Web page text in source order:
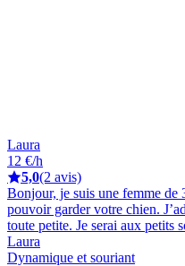
Laura
12 €/h
5,0(2 avis)
Bonjour, je suis une femme de
pouvoir garder votre chien.
toute petite. Je serai aux petits
Laura
Dynamique et souriant